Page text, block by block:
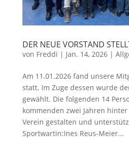
DER NEUE VORSTAND
von Freddi | Jan. 14, 2026|
Am 11.01.2026 fand unsere
statt. Im Zuge dessen wurde
gewählt. Die folgenden 14
kommenden zwei Jahren
Verein gestalten und
Sportwartin:Ines Reus-Meier...